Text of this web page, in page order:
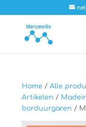
Home / Alle
Artikelen /
borduurgaren /